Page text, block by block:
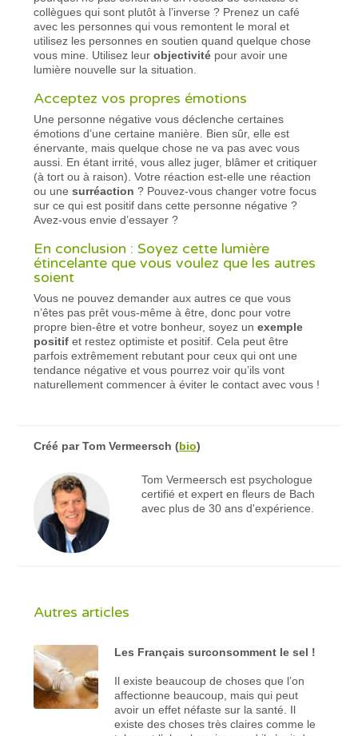
collègues qui sont plutôt à l’inverse ? Prenez un café
avec les personnes qui vous remontent le moral et
utilisez les personnes en soutien quand quelque chose
vous mine. Utilisez leurobjectivité pour avoir une
lumière nouvelle sur la situation.
Acceptez vos propres émotions
Une personne négative vous déclenche certaines
émotions d’une certaine manière. Bien sûr, elle est
énervante, mais quelque chose ne va pas avec vous
aussi. En étant irrité, vous allez juger, blâmer et critiquer
(à tort ou à raison). Votre réaction est-elle une réaction
ou unesurréaction ? Pouvez-vous changer votre focus
sur ce qui est positif dans cette personne négative ?
Avez-vous envie d’essayer ?
En conclusion : Soyez cette lumière
étincelante que vous voulez que les autres
soient
Vous ne pouvez demander aux autres ce que vous
n’êtes pas prêt vous-même à être, donc pour votre
propre bien-être et votre bonheur, soyez unexemple
positif et restez optimiste et positif. Cela peut être
parfois extrêmement rebutant pour ceux qui ont une
tendance négative et vous pourrez voir qu’ils vont
naturellement commencer à éviter le contact avec vous !
Créé parTom Vermeersch (bio)
Tom Vermeersch est psychologue
certifié et expert en fleurs de Bach
avec plus de 30 ans d'expérience.
Autres articles
Les Français surconsomment le sel !
Il existe beaucoup de choses que l’on
affectionne beaucoup, mais qui peut
avoir un effet néfaste sur la santé. Il
existe des choses très claires comme le